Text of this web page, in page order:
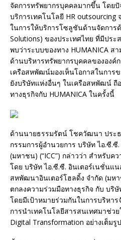
จัดการทรัพยากรบุคคลมากขึ้น โดยปั
บริการเทคโนโลยี HR outsourcing
ในการให้บริการโซลูชันด้านจัดการ
Solutions) ของประเทศไทย ที่มีปร
พบว่าระบบของทาง HUMANICA ส
ด้านบริหารทรัพยากรบุคคลขององค์
เครือสหพัฒน์มองเห็นโอกาสในการ
ยังบริษัทแห่งอื่นๆ ในเครือสหพัฒน์ ถื
ทางธุรกิจกับ HUMANICA ในครั้งนี้
ด้านนายธรรมรัตน์ โชควัฒนา ประ
กรรมการผู้อำนวยการ บริษัท ไอ.ซี.
(มหาชน) (“ICC”) กล่าวว่า สำหรับ
โดย บริษัท ไอ.ซี.ซี. อินเตอร์เนชั่นแ
สหพัฒนาอินเตอร์โฮลดิ้ง จำกัด (มห
ตกลงความร่วมมือทางธุรกิจ กับ บริ
โดยมีเป้าหมายร่วมกันในการบริหา
การนำเทคโนโลยีสารสนเทศมาช่ว
Digital Transformation อย่างเต็มรู